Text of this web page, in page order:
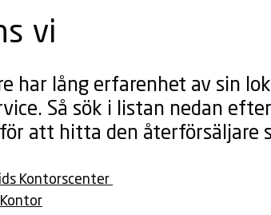
vi
har lång erfarenhet av sin
Så sök i listan nedan
att hitta den återförsäljare
Kontorscenter
Kontor